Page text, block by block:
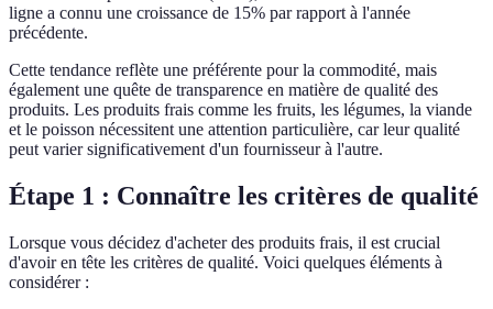
ligne a connu une croissance de 15% par rapport à l'année
précédente.
Cette tendance reflète une préférente pour la commodité, mais
également une quête de transparence en matière de qualité des
produits. Les produits frais comme les fruits, les légumes, la viande
et le poisson nécessitent une attention particulière, car leur qualité
peut varier significativement d'un fournisseur à l'autre.
Étape 1 : Connaître les critères de qualité
Lorsque vous décidez d'acheter des produits frais, il est crucial
d'avoir en tête les critères de qualité. Voici quelques éléments à
considérer :